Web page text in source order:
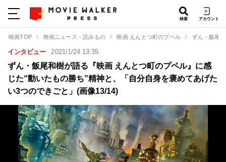
検索 アカウント
映画TOP 映画ニュース・読みもの 映画 えんとつ町のプペル ずん・飯尾
インタビュー 2021/1/24 13:35
ずん・飯尾和樹が語る『映画 えんとつ町のプペル』に感
じた“動いたもの勝ち”精神と、「自分自身を褒めてあげた
い3つのできごと」(画像13/14)